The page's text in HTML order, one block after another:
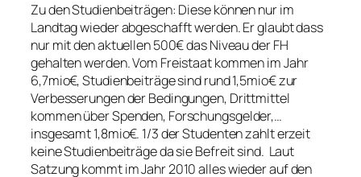
Zu den Studienbeiträgen: Diese können nur im
Landtag wieder abgeschafft werden. Er glaubt dass
nur mit den aktuellen 500€ das Niveau der FH
gehalten werden. Vom Freistaat kommen im Jahr
6,7mio€, Studienbeiträge sind rund 1,5mio€ zur
Verbesserungen der Bedingungen, Drittmittel
kommen über Spenden, Forschungsgelder,…
insgesamt 1,8mio€. 1/3 der Studenten zahlt erzeit
keine Studienbeiträge da sie Befreit sind. Laut
Satzung kommt im Jahr 2010 alles wieder auf den